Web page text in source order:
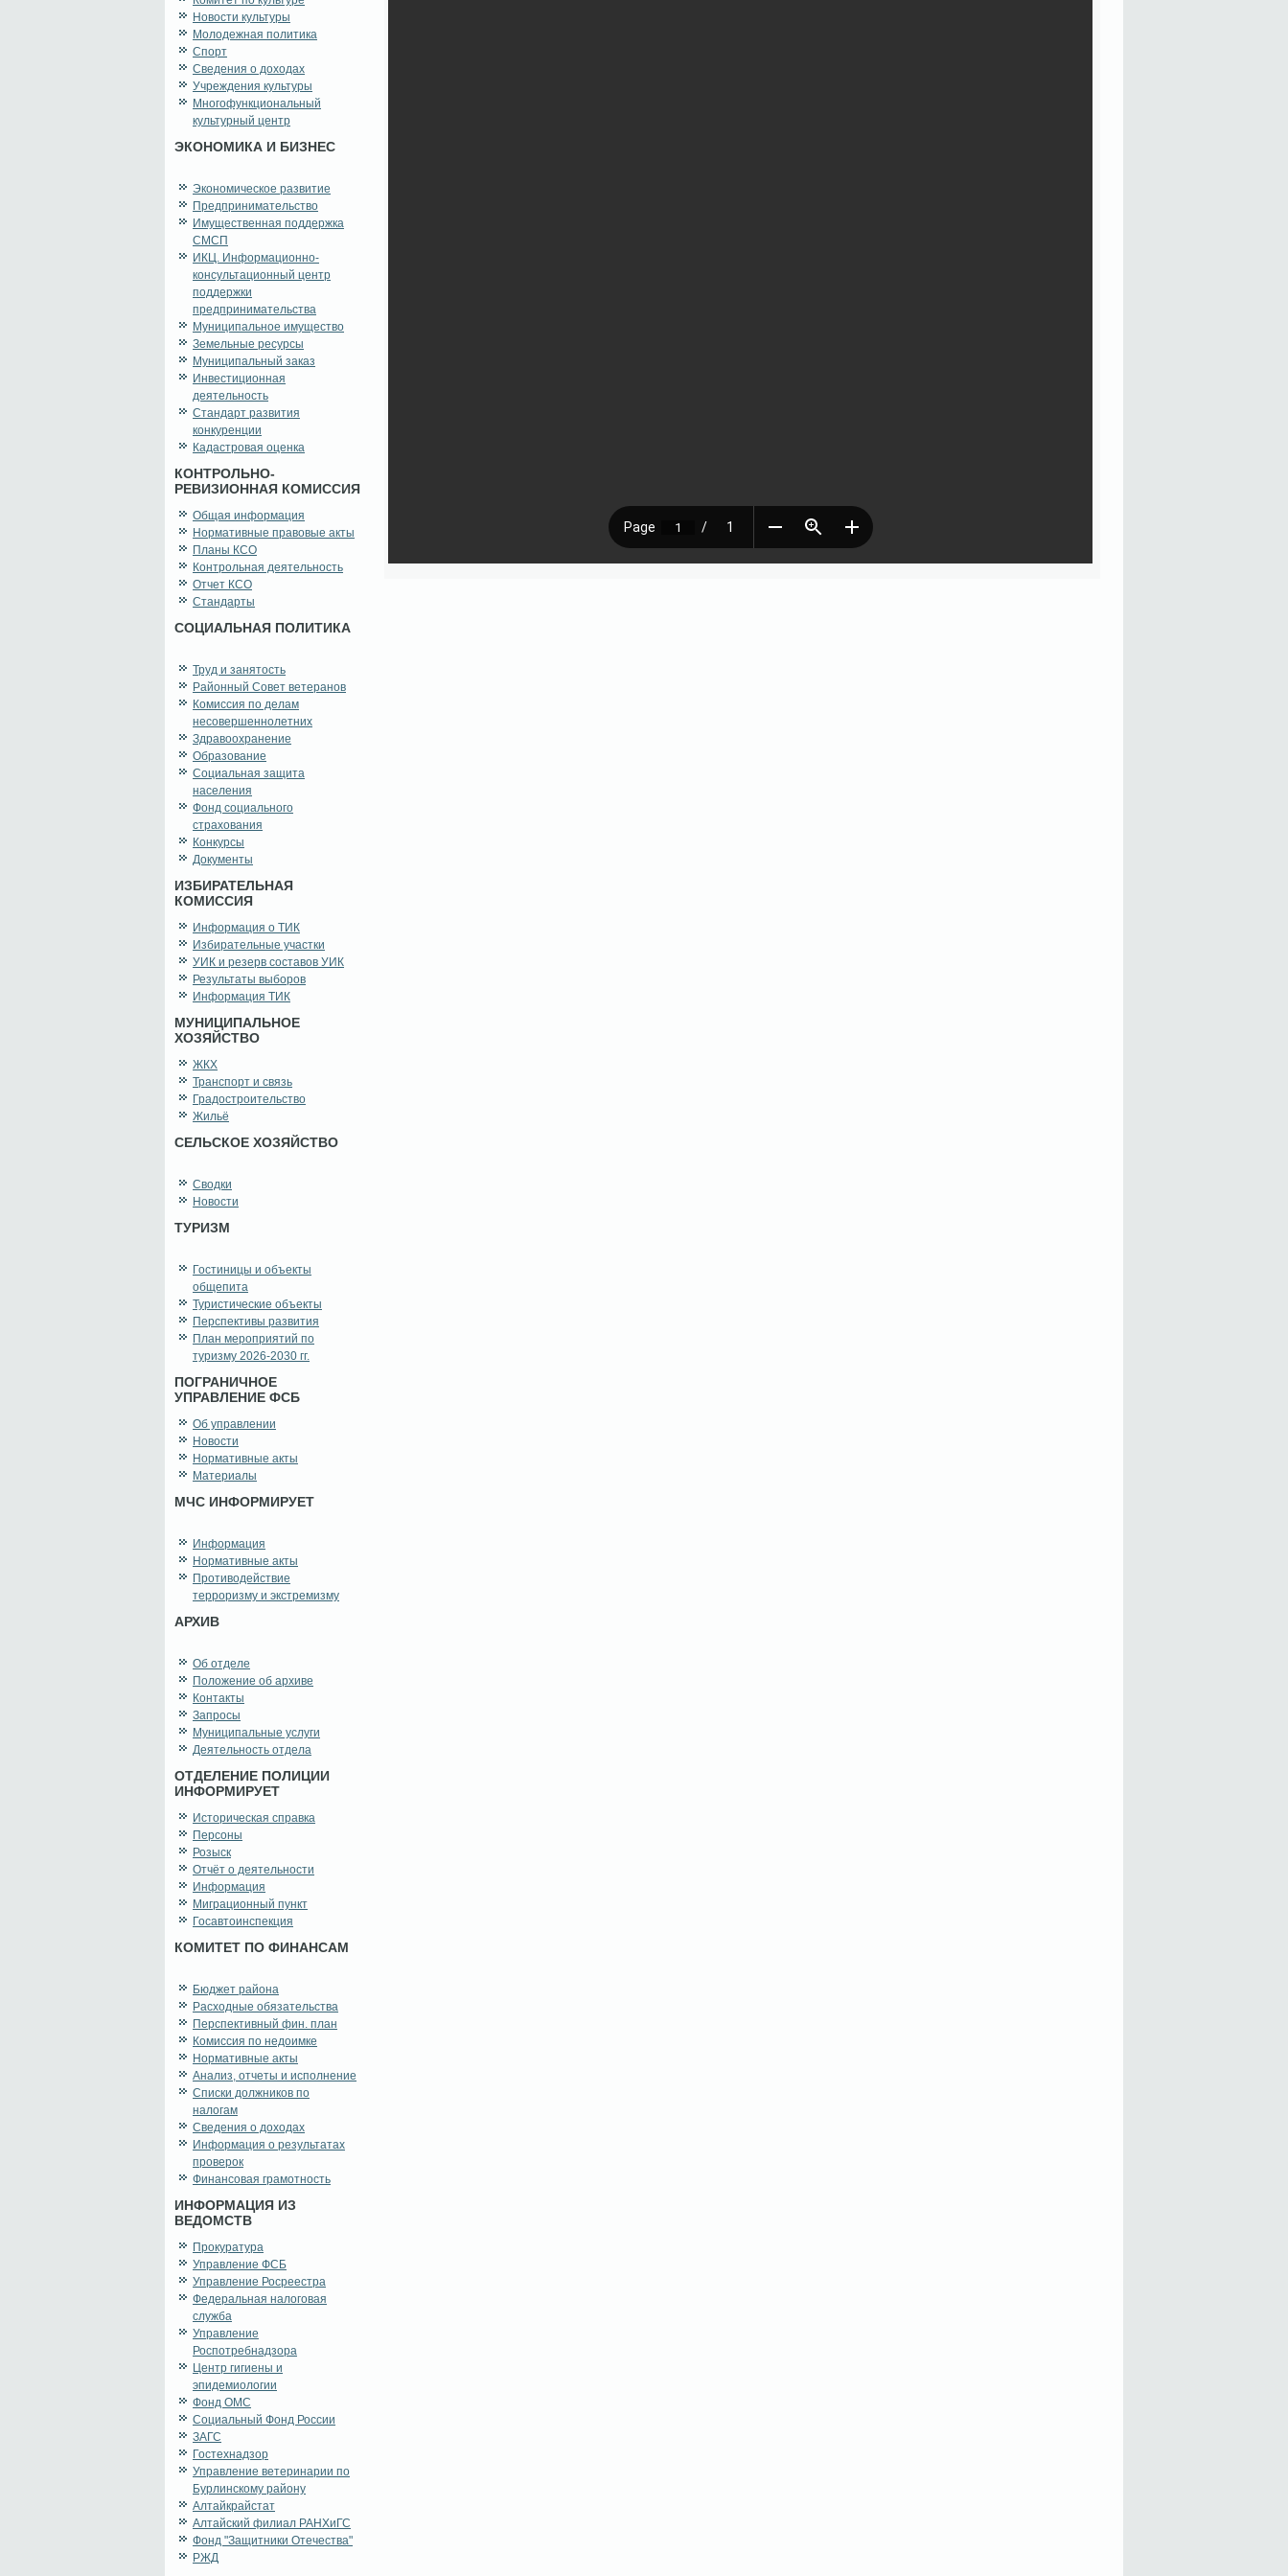
Новости культуры
Молодежная политика
Спорт
Сведения о доходах
Учреждения культуры
Многофункциональный
культурный центр
ЭКОНОМИКА И БИЗНЕС
Экономическое развитие
Предпринимательство
Имущественная поддержка
СМСП
ИКЦ. Информационно-
консультационный центр
поддержки
предпринимательства
Муниципальное имущество
Земельные ресурсы
Муниципальный заказ
Инвестиционная
деятельность
Стандарт развития
конкуренции
Кадастровая оценка
КОНТРОЛЬНО-
РЕВИЗИОННАЯ КОМИССИЯ
Общая информация
Нормативные правовые акты
Планы КСО
Контрольная деятельность
Отчет КСО
Стандарты
СОЦИАЛЬНАЯ ПОЛИТИКА
Труд и занятость
Районный Совет ветеранов
Комиссия по делам
несовершеннолетних
Здравоохранение
Образование
Социальная защита
населения
Фонд социального
страхования
Конкурсы
Документы
ИЗБИРАТЕЛЬНАЯ
КОМИССИЯ
Информация о ТИК
Избирательные участки
УИК и резерв составов УИК
Результаты выборов
Информация ТИК
МУНИЦИПАЛЬНОЕ
ХОЗЯЙСТВО
ЖКХ
Транспорт и связь
Градостроительство
Жильё
СЕЛЬСКОЕ ХОЗЯЙСТВО
Сводки
Новости
ТУРИЗМ
Гостиницы и объекты
общепита
Туристические объекты
Перспективы развития
План мероприятий по
туризму 2026-2030 гг.
ПОГРАНИЧНОЕ
УПРАВЛЕНИЕ ФСБ
Об управлении
Новости
Нормативные акты
Материалы
МЧС ИНФОРМИРУЕТ
Информация
Нормативные акты
Противодействие
терроризму и экстремизму
АРХИВ
Об отделе
Положение об архиве
Контакты
Запросы
Муниципальные услуги
Деятельность отдела
ОТДЕЛЕНИЕ ПОЛИЦИИ
ИНФОРМИРУЕТ
Историческая справка
Персоны
Розыск
Отчёт о деятельности
Информация
Миграционный пункт
Госавтоинспекция
КОМИТЕТ ПО ФИНАНСАМ
Бюджет района
Расходные обязательства
Перспективный фин. план
Комиссия по недоимке
Нормативные акты
Анализ, отчеты и исполнение
Списки должников по
налогам
Сведения о доходах
Информация о результатах
проверок
Финансовая грамотность
ИНФОРМАЦИЯ ИЗ
ВЕДОМСТВ
Прокуратура
Управление ФСБ
Управление Росреестра
Федеральная налоговая
служба
Управление
Роспотребнадзора
Центр гигиены и
эпидемиологии
Фонд ОМС
Социальный Фонд России
ЗАГС
Гостехнадзор
Управление ветеринарии по
Бурлинскому району
Алтайкрайстат
Алтайский филиал РАНХиГС
Фонд "Защитники Отечества"
РЖД